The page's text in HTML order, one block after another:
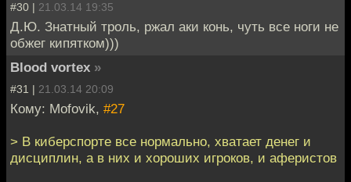
#30 | 21.03.14 19:35
Д.Ю. Знатный троль, ржал аки конь, чуть все ноги не
обжег кипятком)))
Blood vortex »
#31 | 21.03.14 20:09
Кому: Mofovik, #27
> В киберспорте все нормально, хватает денег и
дисциплин, а в них и хороших игроков, и аферистов